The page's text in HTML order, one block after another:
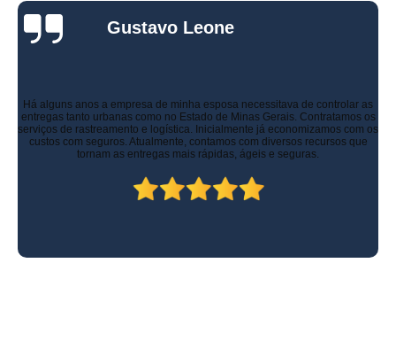
Gustavo Leone
Há alguns anos a empresa de minha esposa necessitava de controlar as
entregas tanto urbanas como no Estado de Minas Gerais. Contratamos os
serviços de rastreamento e logística. Inicialmente já economizamos com os
custos com seguros. Atualmente, contamos com diversos recursos que
tornam as entregas mais rápidas, ágeis e seguras.